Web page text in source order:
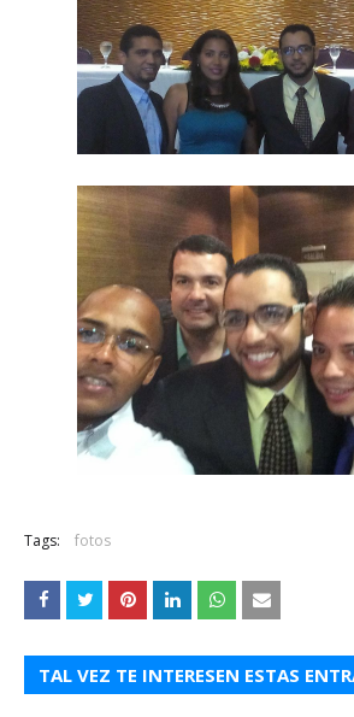
Tags: fotos
TAL VEZ TE INTERESEN ESTAS